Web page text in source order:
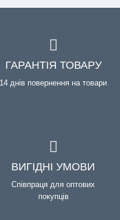
ГАРАНТІЯ ТОВАРУ
14 днів повернення на товари
ВИГІДНІ УМОВИ
Співпраця для оптових
покупців